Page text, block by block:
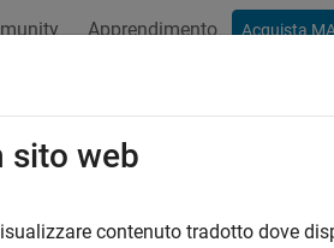
Apprendimento Acquista
sito web
contenuto tradotto dove